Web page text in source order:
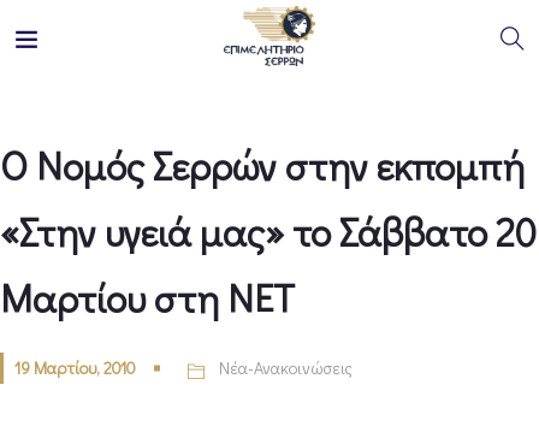
Ο Νομός Σερρών στην εκπομπή
«Στην υγειά μας» το Σάββατο 20
Μαρτίου στη ΝΕΤ
19 Μαρτίου, 2010 Νέα-Ανακοινώσεις